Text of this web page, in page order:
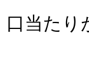
口当たり